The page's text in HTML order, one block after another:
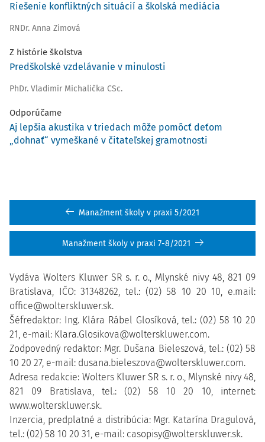
Riešenie konfliktných situácií a školská mediácia
RNDr. Anna Zimová
Z histórie školstva
Predškolské vzdelávanie v minulosti
PhDr. Vladimír Michalička CSc.
Odporúčame
Aj lepšia akustika v triedach môže pomôcť deťom
„dohnať“ vymeškané v čitateľskej gramotnosti
Manažment školy v praxi 5/2021
Manažment školy v praxi 7-8/2021
Vydáva Wolters Kluwer SR s. r. o., Mlynské nivy 48, 821 09
Bratislava, IČO: 31348262, tel.: (02) 58 10 20 10, e.mail:
office@wolterskluwer.sk.
Šéfredaktor: Ing. Klára Rábel Glosíková, tel.: (02) 58 10 20
21, e-mail: Klara.Glosikova@wolterskluwer.com.
Zodpovedný redaktor: Mgr. Dušana Bieleszová, tel.: (02) 58
10 20 27, e-mail: dusana.bieleszova@wolterskluwer.com.
Adresa redakcie: Wolters Kluwer SR s. r. o., Mlynské nivy 48,
821 09 Bratislava, tel.: (02) 58 10 20 10, internet:
www.wolterskluwer.sk.
Inzercia, predplatné a distribúcia: Mgr. Katarína Dragulová,
tel.: (02) 58 10 20 31, e-mail: casopisy@wolterskluwer.sk.